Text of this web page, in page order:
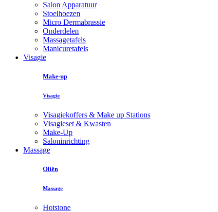
Salon Apparatuur
Stoelhoezen
Micro Dermabrassie
Onderdelen
Massagetafels
Manicuretafels
Visagie
Make-up
Visagie
Visagiekoffers & Make up Stations
Visagieset & Kwasten
Make-Up
Saloninrichting
Massage
Oliën
Massage
Hotstone